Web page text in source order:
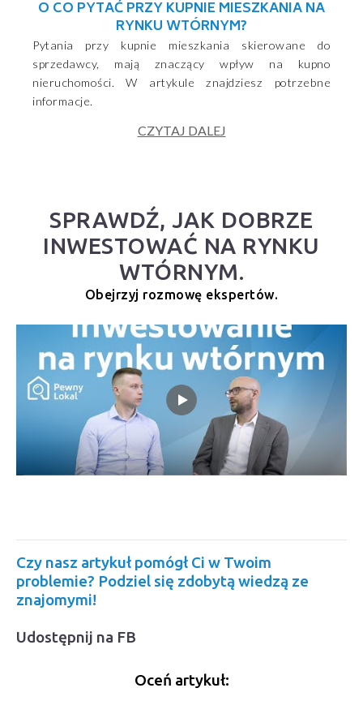
O CO PYTAĆ PRZY KUPNIE MIESZKANIA NA
RYNKU WTÓRNYM?
Pytania przy kupnie mieszkania skierowane do
sprzedawcy, mają znaczący wpływ na kupno
nieruchomości. W artykule znajdziesz potrzebne
informacje.
CZYTAJ DALEJ
SPRAWDŹ, JAK DOBRZE
INWESTOWAĆ NA RYNKU
WTÓRNYM.
Obejrzyj rozmowę ekspertów.
Czy nasz artykuł pomógł Ci w Twoim
problemie? Podziel się zdobytą wiedzą ze
znajomymi!
Udostępnij na FB
Oceń artykuł: